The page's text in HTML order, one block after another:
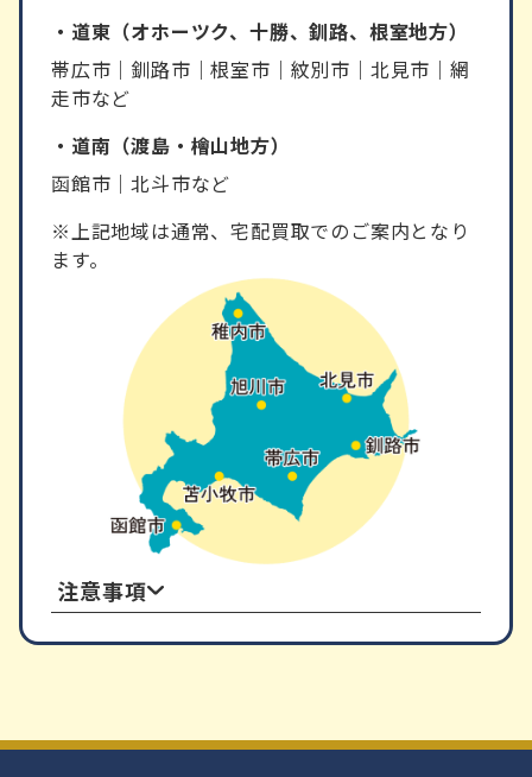
・道東（オホーツク、十勝、釧路、根室地方）
帯広市｜釧路市｜根室市｜紋別市｜北見市｜網
走市など
・道南（渡島・檜山地方）
函館市｜北斗市など
※上記地域は通常、宅配買取でのご案内となり
ます。
注意事項
コミックの同一タイトルは極力まとめて